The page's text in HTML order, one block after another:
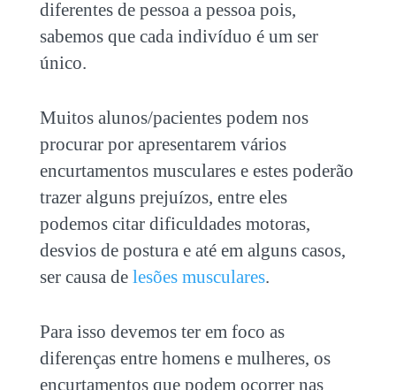
diferentes de pessoa a pessoa pois,
sabemos que cada indivíduo é um ser
único.
Muitos alunos/pacientes podem nos
procurar por apresentarem vários
encurtamentos musculares e estes poderão
trazer alguns prejuízos, entre eles
podemos citar dificuldades motoras,
desvios de postura e até em alguns casos,
ser causa de lesões musculares.
Para isso devemos ter em foco as
diferenças entre homens e mulheres, os
encurtamentos que podem ocorrer nas